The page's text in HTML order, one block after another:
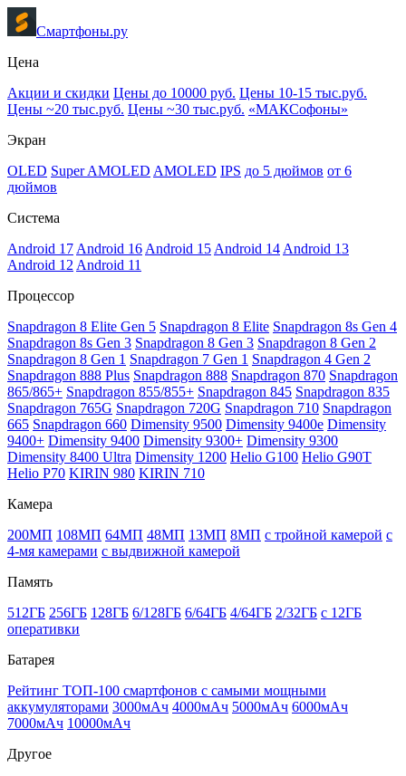
Смартфоны.ру
Цена
Акции и скидки Цены до 10000 руб. Цены 10-15 тыс.руб.
Цены ~20 тыс.руб. Цены ~30 тыс.руб. «МАКСофоны»
Экран
OLED Super AMOLED AMOLED IPS до 5 дюймов от 6
дюймов
Система
Android 17 Android 16 Android 15 Android 14 Android 13
Android 12 Android 11
Процессор
Snapdragon 8 Elite Gen 5 Snapdragon 8 Elite Snapdragon 8s Gen 4
Snapdragon 8s Gen 3 Snapdragon 8 Gen 3 Snapdragon 8 Gen 2
Snapdragon 8 Gen 1 Snapdragon 7 Gen 1 Snapdragon 4 Gen 2
Snapdragon 888 Plus Snapdragon 888 Snapdragon 870 Snapdragon
865/865+ Snapdragon 855/855+ Snapdragon 845 Snapdragon 835
Snapdragon 765G Snapdragon 720G Snapdragon 710 Snapdragon
665 Snapdragon 660 Dimensity 9500 Dimensity 9400e Dimensity
9400+ Dimensity 9400 Dimensity 9300+ Dimensity 9300
Dimensity 8400 Ultra Dimensity 1200 Helio G100 Helio G90T
Helio P70 KIRIN 980 KIRIN 710
Камера
200МП 108МП 64МП 48МП 13МП 8МП с тройной камерой с
4-мя камерами с выдвижной камерой
Память
512ГБ 256ГБ 128ГБ 6/128ГБ 6/64ГБ 4/64ГБ 2/32ГБ с 12ГБ
оперативки
Батарея
Рейтинг ТОП-100 смартфонов с самыми мощными
аккумуляторами 3000мАч 4000мАч 5000мАч 6000мАч
7000мАч 10000мАч
Другое